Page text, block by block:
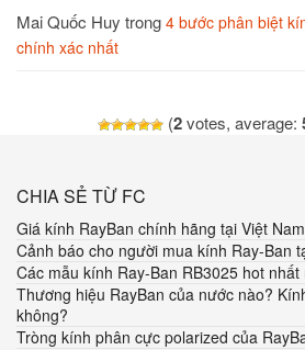
Mai Quốc Huy trong 4 bước phân biệt
chính xác nhất
(2votes, average:
CHIA SẺ TỪ FC
Giá kính RayBan chính hãng tại Việt Nam
Cảnh báo cho người mua kính Ray-Ban
Các mẫu kính Ray-Ban RB3025 hot nhất
Thương hiệu RayBan của nước nào?
không?
Tròng kính phân cực polarized của